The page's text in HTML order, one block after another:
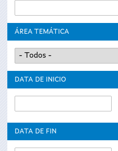
ÁREA TEMÁTICA
DATA DE INICIO
de
DATA DE FIN